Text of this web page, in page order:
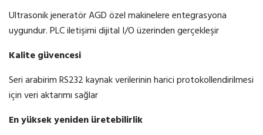
Ultrasonik jeneratör AGD özel makinelere entegrasyona
uygundur. PLC iletişimi dijital I/O üzerinden gerçekleşir
Kalite güvencesi
Seri arabirim RS232 kaynak verilerinin harici protokollendirilmesi
için veri aktarımı sağlar
En yüksek yenidenüretebilirlik